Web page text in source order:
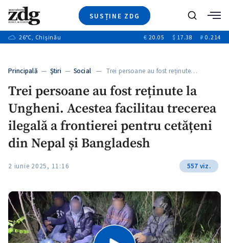
SUSȚINE ZDG
Ştiri
+13
Video
Special
Blog
ZdGust
Caută
26°C, Chișinău € 20.05 $ 17.38 ₽ 0.214
Principală — Ştiri — Social — Trei persoane au fost reținute…
Trei persoane au fost reținute la
Ungheni. Acestea facilitau trecerea
ilegală a frontierei pentru cetățeni
din Nepal și Bangladesh
2 iunie 2025, 11:16 557 viz.